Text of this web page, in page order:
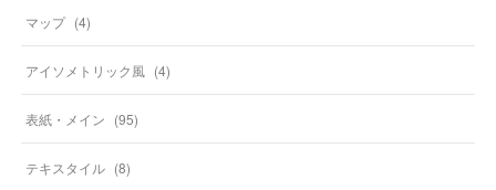
マップ (4)
アイソメトリック風 (4)
表紙・メイン (95)
テキスタイル (8)